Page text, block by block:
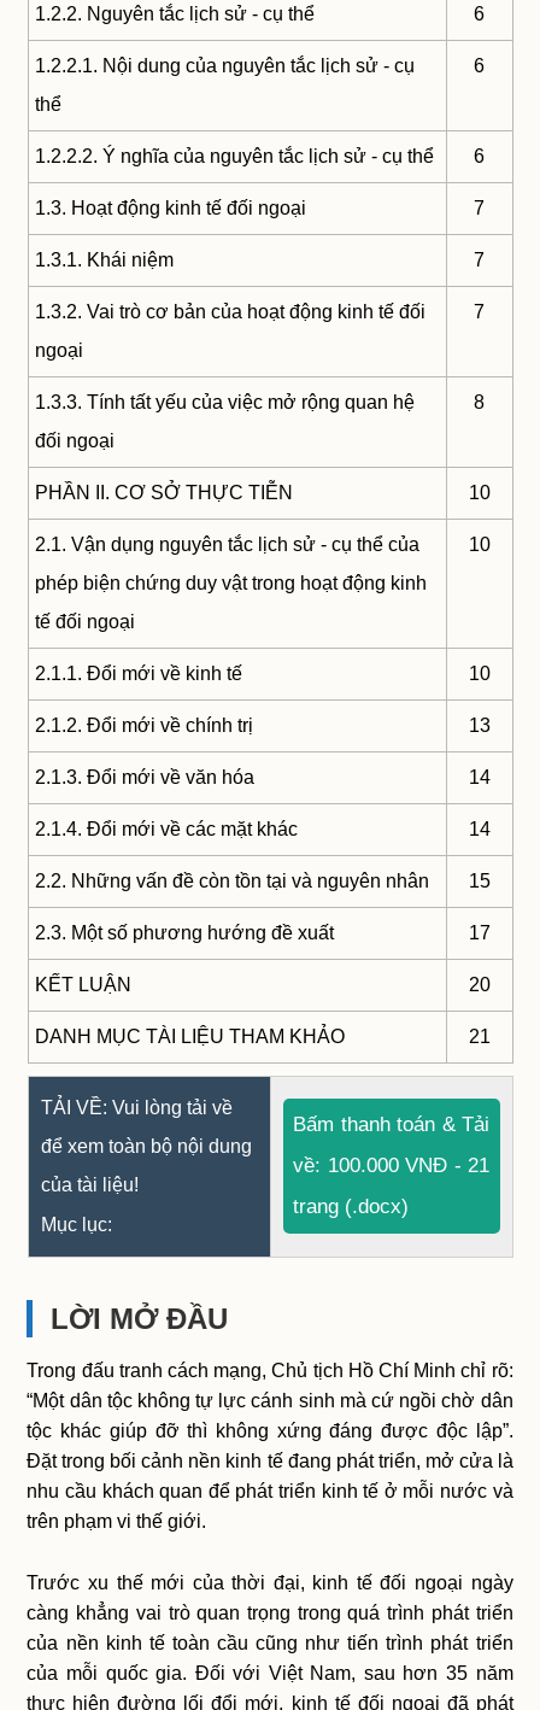
1.2.2. Nguyên tắc lịch sử - cụ thể 6
1.2.2.1. Nội dung của nguyên tắc lịch sử - cụ
thể
6
1.2.2.2. Ý nghĩa của nguyên tắc lịch sử - cụ thể 6
1.3. Hoạt động kinh tế đối ngoại 7
1.3.1. Khái niệm 7
1.3.2. Vai trò cơ bản của hoạt động kinh tế đối
ngoại
7
1.3.3. Tính tất yếu của việc mở rộng quan hệ
đối ngoại
8
PHẦN II. CƠ SỞ THỰC TIỄN 10
2.1. Vận dụng nguyên tắc lịch sử - cụ thể của
phép biện chứng duy vật trong hoạt động kinh
tế đối ngoại
10
2.1.1. Đổi mới về kinh tế 10
2.1.2. Đổi mới về chính trị 13
2.1.3. Đổi mới về văn hóa 14
2.1.4. Đổi mới về các mặt khác 14
2.2. Những vấn đề còn tồn tại và nguyên nhân 15
2.3. Một số phương hướng đề xuất 17
KẾT LUẬN 20
DANH MỤC TÀI LIỆU THAM KHẢO 21
TẢI VỀ: Vui lòng tải về
để xem toàn bộ nội dung
của tài liệu!
Mục lục:
Bấm thanh toán & Tải
về: 100.000 VNĐ - 21
trang (.docx)
LỜI MỞ ĐẦU
Trong đấu tranh cách mạng, Chủ tịch Hồ Chí Minh chỉ rõ:
“Một dân tộc không tự lực cánh sinh mà cứ ngồi chờ dân
tộc khác giúp đỡ thì không xứng đáng được độc lập”.
Đặt trong bối cảnh nền kinh tế đang phát triển, mở cửa là
nhu cầu khách quan để phát triển kinh tế ở mỗi nước và
trên phạm vi thế giới.
Trước xu thế mới của thời đại, kinh tế đối ngoại ngày
càng khẳng vai trò quan trọng trong quá trình phát triển
của nền kinh tế toàn cầu cũng như tiến trình phát triển
của mỗi quốc gia. Đối với Việt Nam, sau hơn 35 năm
thực hiện đường lối đổi mới, kinh tế đối ngoại đã phát